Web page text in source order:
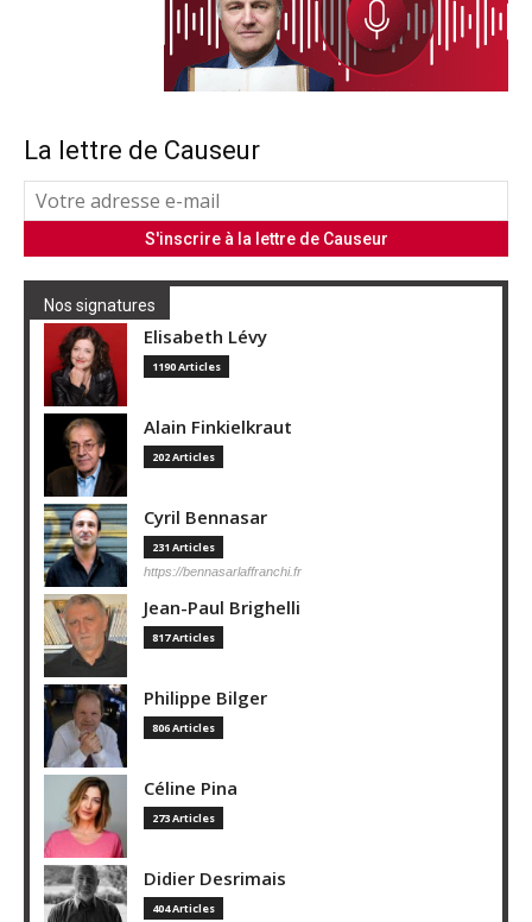
La lettre de Causeur
Nos signatures
Elisabeth Lévy
1190 Articles
Alain Finkielkraut
202 Articles
Cyril Bennasar
231 Articles
https://bennasarlaffranchi.fr
Jean-Paul Brighelli
817 Articles
Philippe Bilger
806 Articles
Céline Pina
273 Articles
Didier Desrimais
404 Articles